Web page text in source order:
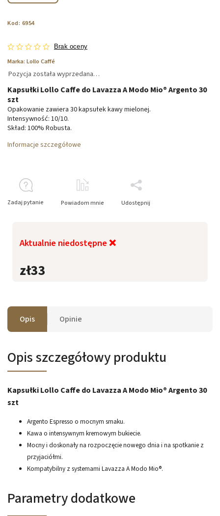
Kod: 6954
Brak oceny
Marka: Lollo Caffé
zł33
Aktualnie niedostępne ❌
Pozycja została wyprzedana…
Kapsułki Lollo Caffe do Lavazza A Modo Mio® Argento 30
szt
Opakowanie zawiera 30 kapsułek kawy mielonej.
Intensywność: 10/10.
Skład: 100% Robusta.
Informacje szczegółowe
Zadaj pytanie Powiadom mnie Udostępnij
Opis Opinie
Opis szczegółowy produktu
Kapsułki Lollo Caffe do Lavazza A Modo Mio® Argento 30
szt
Argento Espresso o mocnym smaku.
Kawa o intensywnym kremowym bukiecie.
Mocny i doskonały na rozpoczęcie nowego dnia i na spotkanie z
przyjaciółmi.
Kompatybilny z systemami Lavazza A Modo Mio®.
Parametry dodatkowe